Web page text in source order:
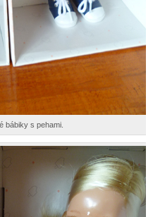
bábiky s pehami.